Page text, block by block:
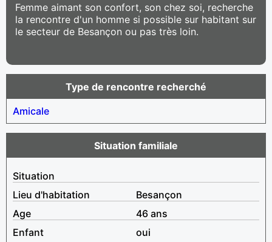
Femme aimant son confort, son chez soi, recherche
la rencontre d'un homme si possible sur habitant sur
le secteur de Besançon ou pas très loin.
Type de rencontre recherché
Amicale
Situation familiale
Situation
Lieu d'habitation
Besançon
Age
46 ans
Enfant
oui